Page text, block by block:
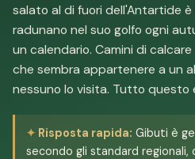
salato al di fuori dell'Antartide è
radunano nel suo golfo ogni
un calendario. Camini di calcare
che sembra appartenere a un
nessuno lo visita. Tutto questo
Risposta rapida: Gibuti è
secondo gli standard regionali,